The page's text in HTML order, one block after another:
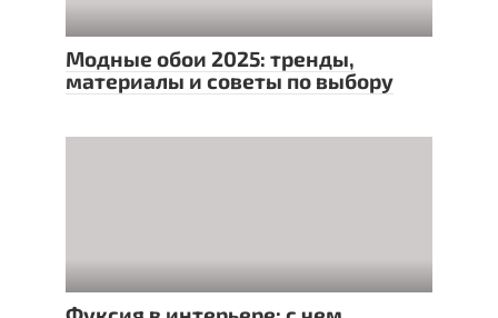
Модные обои 2025: тренды,
материалы и советы по выбору